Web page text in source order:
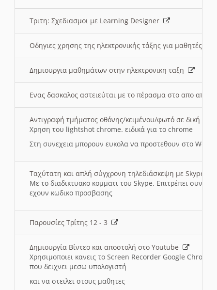
Τριτη: Σχεδιασμοι με Learning Designer
Οδηγιες χρησης της ηλεκτρονικής τάξης για μαθητές
Δημιουργια μαθημάτων στην ηλεκτρονικη ταξη
Ενας δασκαλος αστειεύται με το πέρασμα στο απο
Αντιγραφή τμήματος οθόνης/κειμένου/φωτό σε δική
Χρηση του lightshot chrome. ειδικά για το chrome
Στη συνεχεια μπορουν ευκολα να προστεθουν στο Word
Ταχύτατη και απλή σύγχρονη τηλεδιάσκεψη με Skype
Με το διαδικτυακο κομματι του Skype. Επιτρέπει
εχουν κωδικο προσβασης
Παρουσίες Τρίτης 12 - 3
Δημιουργία Βίντεο και αποστολή στο Youtube
Χρησιμοποιει κανεις το Screen Recorder Google Chrome
που δειχνει μεσω υπολογιστή
και να στειλει στους μαθητες